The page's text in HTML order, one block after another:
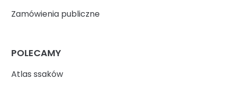
Zamówienia publiczne
POLECAMY
Atlas ssaków